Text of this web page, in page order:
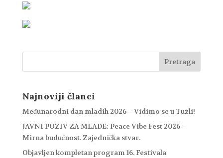
Najnoviji članci
Međunarodni dan mladih 2026 – Vidimo se u Tuzli!
JAVNI POZIV ZA MLADE: Peace Vibe Fest 2026 –
Mirna budućnost. Zajednička stvar.
Objavljen kompletan program 16. Festivala